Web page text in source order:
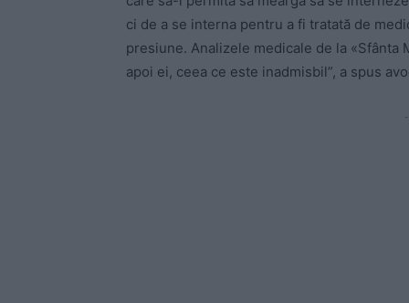
ci de a se interna pentru a fi tratată de
presiune. Analizele medicale de la
apoi ei, ceea ce este inadmisbil”, a spus